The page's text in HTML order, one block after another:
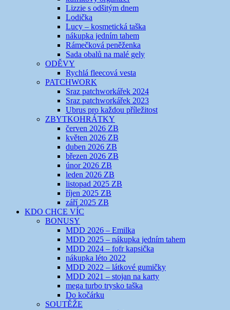
Lizzie s odšitým dnem
Lodička
Lucy – kosmetická taška
nákupka jedním tahem
Rámečková peněženka
Sada obalů na malé gely
ODĚVY
Rychlá fleecová vesta
PATCHWORK
Sraz patchworkářek 2024
Sraz patchworkářek 2023
Ubrus pro každou příležitost
ZBYTKOHRÁTKY
červen 2026 ZB
květen 2026 ZB
duben 2026 ZB
březen 2026 ZB
únor 2026 ZB
leden 2026 ZB
listopad 2025 ZB
říjen 2025 ZB
září 2025 ZB
KDO CHCE VÍC
BONUSY
MDD 2026 – Emilka
MDD 2025 – nákupka jedním tahem
MDD 2024 – fofr kapsička
nákupka léto 2022
MDD 2022 – látkové gumičky
MDD 2021 – stojan na karty
mega turbo trysko taška
Do kočárku
SOUTĚŽE